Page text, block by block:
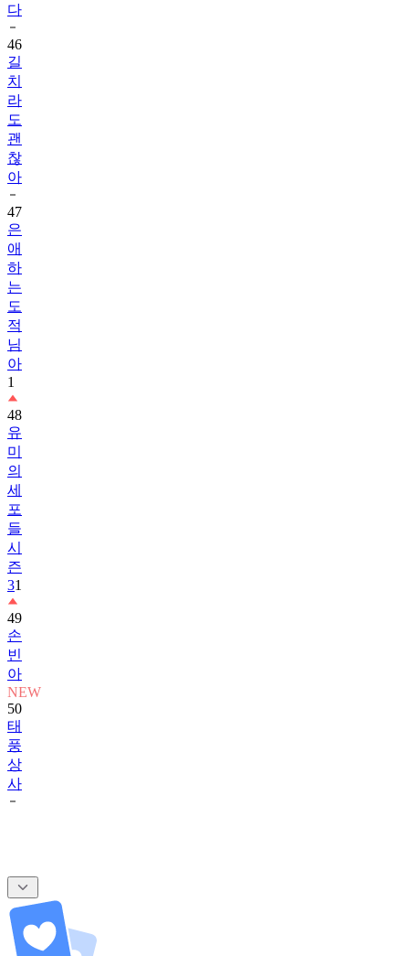
다
46
길
치
라
도
괜
찮
아
47
은
애
하
는
도
적
님
아
1
48
유
미
의
세
포
들
시
즌
31
49
손
빈
아
NEW
50
태
풍
상
사